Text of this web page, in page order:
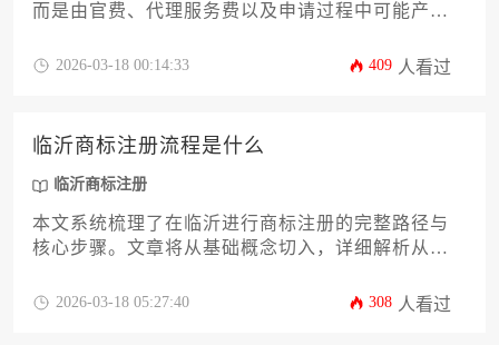
而是由官费、代理服务费以及申请过程中可能产生
数百元至两千余元人民币区间内浮动。本文将为您
沂高效完成商标布局。
2026-03-18 00:14:33 409 人看过
临沂商标注册流程是什么
临沂商标注册
本文系统梳理了在临沂进行商标注册的完整路径与
核心步骤。文章将从基础概念切入，详细解析从前
至领证的全流程，并结合临沂本地申请人的实际情
2026-03-18 05:27:40 308 人看过